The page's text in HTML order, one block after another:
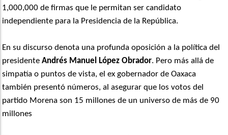
1,000,000 de firmas que le permitan ser candidato
independiente para la Presidencia de la República.
En su discurso denota una profunda oposición a la política del
presidenteAndrés Manuel López Obrador. Pero más allá de
simpatía o puntos de vista, el ex gobernador de Oaxaca
también presentó números, al asegurar que los votos del
partido Morena son 15 millones de un universo de más de 90
millones